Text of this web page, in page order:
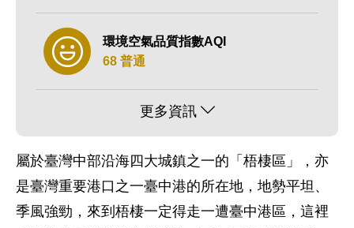
環境空氣品質指數AQI
68 普通
更多資訊
屬於臺灣中部沿海四大城鎮之一的「梧棲區」，亦
是臺灣重要港口之一臺中港的所在地，地勢平坦、
季風強勁，來到梧棲一定得走一遭臺中港區，這裡